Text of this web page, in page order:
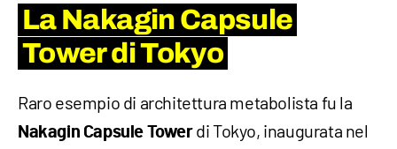
La Nakagin Capsule
Tower di Tokyo
Raro esempio di architettura metabolista fu la
Nakagin Capsule Towerdi Tokyo, inaugurata nel